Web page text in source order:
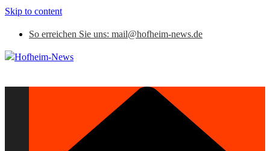
Skip to content
So erreichen Sie uns: mail@hofheim-news.de